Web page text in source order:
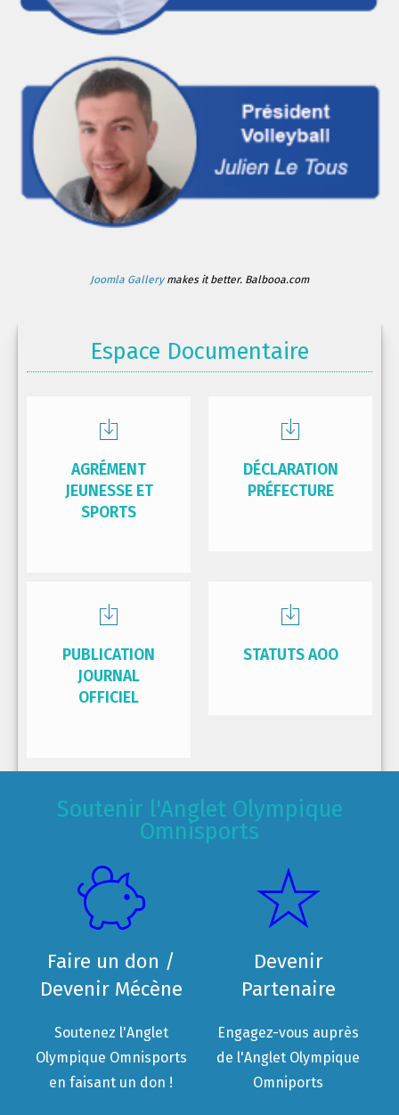
Joomla Gallerymakes it better. Balbooa.com
Espace Documentaire
AGRÉMENT
JEUNESSE ET
SPORTS
DÉCLARATION
PRÉFECTURE
PUBLICATION
JOURNAL
OFFICIEL
STATUTS AOO
Soutenir l'Anglet Olympique
Omnisports
Faire un don /
Devenir Mécène
Soutenez l'Anglet
Olympique Omnisports
en faisant un don !
Devenir
Partenaire
Engagez-vous auprès
de l'Anglet Olympique
Omniports